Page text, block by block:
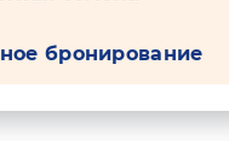
бронирование